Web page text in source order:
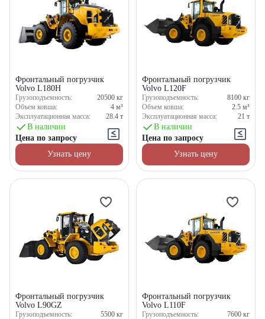
Фронтальный погрузчик
Volvo L180H
Грузоподъемность: 20500 кг
Объем ковша:
4 м³
Эксплуатационная масса:
28.4 т
В наличии
Цена по запросу
Узнать цену
Фронтальный погрузчик
Volvo L120F
Грузоподъемность: 8100 кг
Объем ковша:
2.5 м³
Эксплуатационная масса:
21 т
В наличии
Цена по запросу
Узнать цену
Фронтальный погрузчик
Volvo L90GZ
Грузоподъемность: 5500 кг
Фронтальный погрузчик
Volvo L110F
Грузоподъемность: 7600 кг